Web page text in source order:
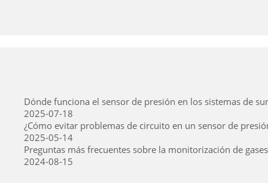
Dónde funciona el sensor de presión en los sistemas de
2025-07-18
¿Cómo evitar problemas de circuito en un sensor de
2025-05-14
Preguntas más frecuentes sobre la monitorización de
2024-08-15